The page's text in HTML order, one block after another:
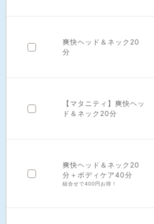
爽快ヘッド＆ネック20
分
【マタニティ】爽快ヘッ
ド＆ネック20分
爽快ヘッド＆ネック20
分＋ボディケア40分
組合せで400円お得！